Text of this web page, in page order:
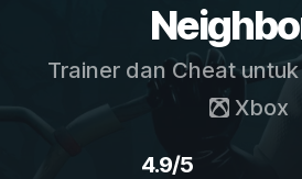
Trainer dan Cheat
Xbox
4.9/5